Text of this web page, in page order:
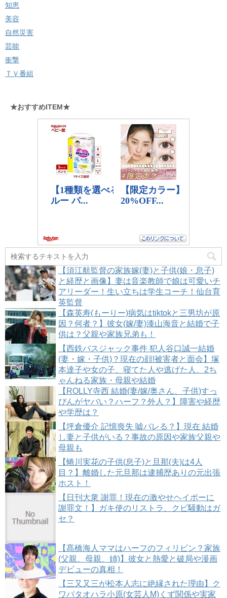
知恵
美容
自然災害
芸能
衝撃
ＴＶ番組
★おすすめITEM★
【須江航監督の家族嫁(妻)と子供(娘・息子)
と経歴と画像】妻は音楽教師で娘は可愛いチ
アリーダー！生い立ちは学生コーチ！仙台育
英監督
【森英寿(もーりー)病気はtiktokと三男坊が原
因？何者？】彼女(嫁/妻)漆山海音と結婚で子
供は？父親や家族兄弟も！
【西鉄バスジャック事件 犯人谷口誠一結婚
(妻・嫁・子供)？現在の顔!被害者と面会】塚
本達子や女の子、寝てた人や逃げた人、2ち
ゃんねる家族・母親や結婚
【ROLLY寺西 結婚(妻/嫁/奥さん、子供)すっ
ぴんがヤバい？ハーフ？外人？】障害や経歴
や学歴は？
【坪倉優介 記憶喪失 嘘バレる？】現在 結婚
し妻と子供がいる？事故の原因や家族父親や
母親も
【蜷川実花の子供(息子)と旦那(夫)は4人
目？】離婚した元旦那は逮捕歴ありの元出張
ホスト！
【日刊大衆 謝罪！現在の激やせヘイポーに
謝罪文！】ガキ使のリストラ、クビ騒動はガ
セ？
【髙橋海人ママはハーフのフィリピン？家族
(父親、母親、姉)】彼女と熱愛と破局や漫画
デビューの真相！
【三又又三が松本人志に絶縁された理由】ク
ワバタオハラ小原(女芸人M)くず関係や実家